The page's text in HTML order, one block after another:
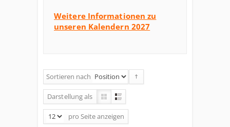
Weitere Informationen zu
unseren Kalendern 2027
Sortieren nach
Darstellung als
pro Seiteanzeigen